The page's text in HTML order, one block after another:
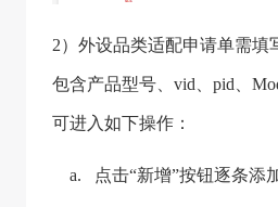
2）外设品类适配申请单需填
包含产品型号、vid、pid、
可进入如下操作：
a. 点击“新增”按钮逐条添